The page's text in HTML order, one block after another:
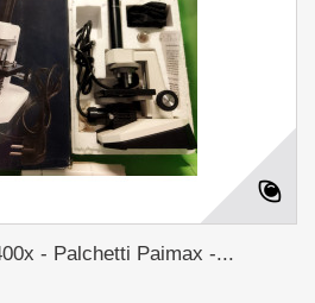
- Palchetti Paimax -...